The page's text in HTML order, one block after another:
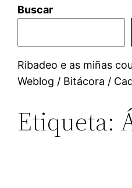
Buscar
Ribadeo e as miñas
Weblog / Bitácora /
Etiqueta: